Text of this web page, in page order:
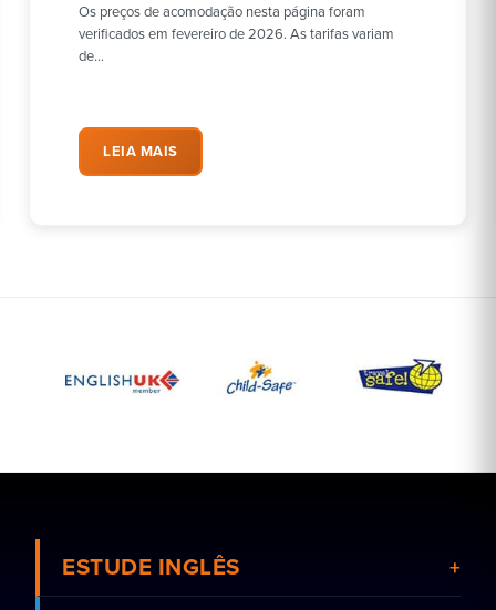
Os preços de acomodação nesta página foram
verificados em fevereiro de 2026. As tarifas variam
de…
LEIA MAIS
ESTUDE INGLÊS